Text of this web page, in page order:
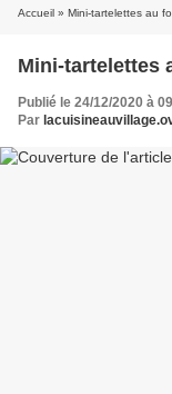
Accueil » Mini-tartelettes au
Mini-tartelettes
Publié le 24/12/2020 à
Par